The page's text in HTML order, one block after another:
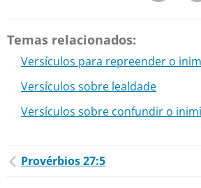
Temas relacionados:
Versículos para repreender o
Versículos sobre lealdade
Versículos sobre confundir o
Provérbios 27:5